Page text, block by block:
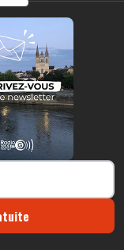
https://radio-g.fr?10112